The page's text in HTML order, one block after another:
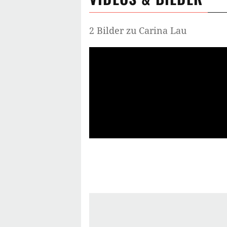
2 Bilder zu Carina Lau